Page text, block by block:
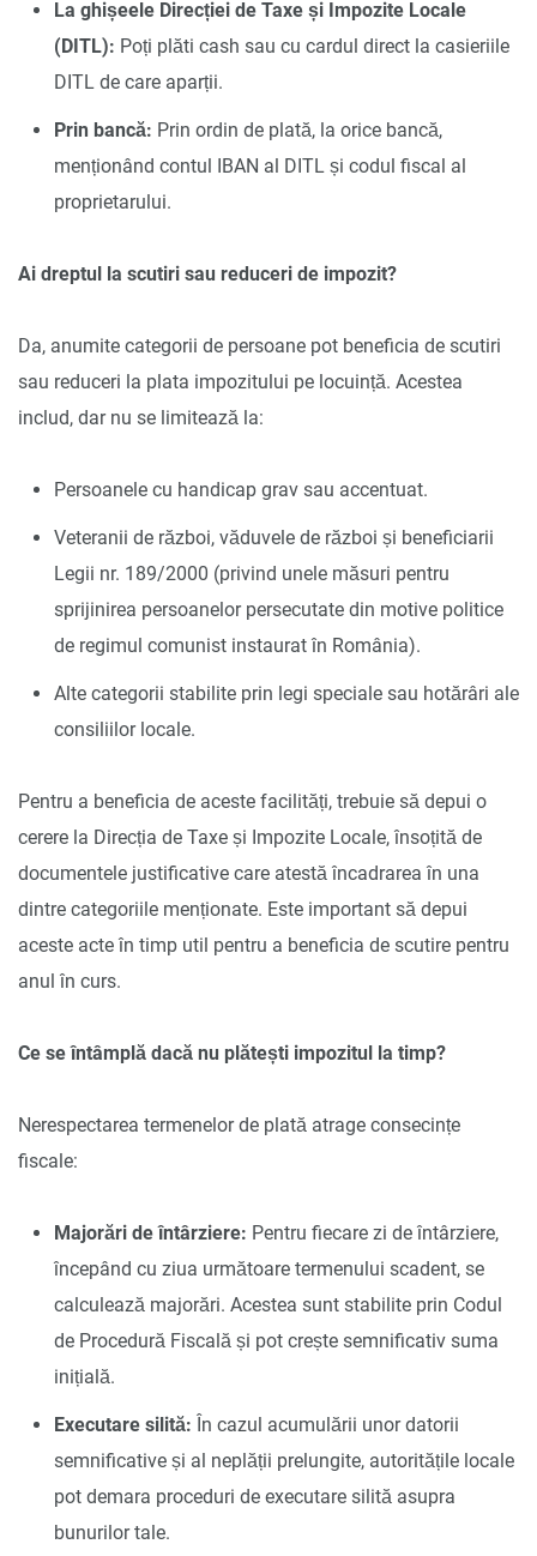
La ghișeele Direcției de Taxe și Impozite Locale
(DITL): Poți plăti cash sau cu cardul direct la casieriile
DITL de care aparții.
Prin bancă: Prin ordin de plată, la orice bancă,
menționând contul IBAN al DITL și codul fiscal al
proprietarului.
Ai dreptul la scutiri sau reduceri de impozit?
Da, anumite categorii de persoane pot beneficia de scutiri
sau reduceri la plata impozitului pe locuință. Acestea
includ, dar nu se limitează la:
Persoanele cu handicap grav sau accentuat.
Veteranii de război, văduvele de război și beneficiarii
Legii nr. 189/2000 (privind unele măsuri pentru
sprijinirea persoanelor persecutate din motive politice
de regimul comunist instaurat în România).
Alte categorii stabilite prin legi speciale sau hotărâri ale
consiliilor locale.
Pentru a beneficia de aceste facilități, trebuie să depui o
cerere la Direcția de Taxe și Impozite Locale, însoțită de
documentele justificative care atestă încadrarea în una
dintre categoriile menționate. Este important să depui
aceste acte în timp util pentru a beneficia de scutire pentru
anul în curs.
Ce se întâmplă dacă nu plătești impozitul la timp?
Nerespectarea termenelor de plată atrage consecințe
fiscale:
Majorări de întârziere: Pentru fiecare zi de întârziere,
începând cu ziua următoare termenului scadent, se
calculează majorări. Acestea sunt stabilite prin Codul
de Procedură Fiscală și pot crește semnificativ suma
inițială.
Executare silită: În cazul acumulării unor datorii
semnificative și al neplății prelungite, autoritățile locale
pot demara proceduri de executare silită asupra
bunurilor tale.